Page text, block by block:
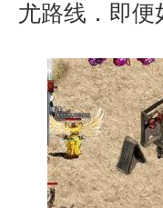
尤路线．即便